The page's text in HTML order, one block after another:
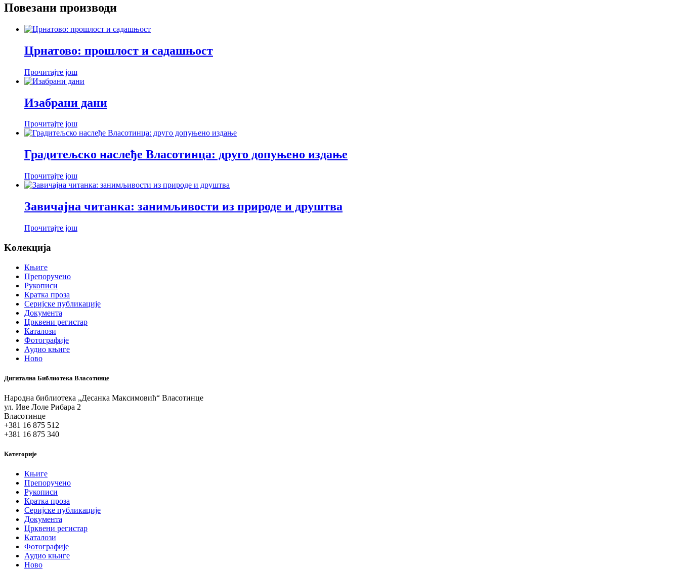
Повезани производи
Црнатово: прошлост и садашњост
Прочитајте још
Изабрани дани
Прочитајте још
Градитељско наслеђе Власотинца: друго допуњено издање
Прочитајте још
Завичајна читанка: занимљивости из природе и друштва
Прочитајте још
Koлекција
Књиге
Препоручено
Рукописи
Кратка проза
Серијске публикације
Документа
Црквени регистар
Каталози
Фотографије
Аудио књиге
Ново
Дигитална Библиотека Власотинце
Народна библиотека „Десанка Максимовић“ Власотинце
ул. Иве Лоле Рибара 2
Власотинце
+381 16 875 512
+381 16 875 340
Категорије
Књиге
Препоручено
Рукописи
Кратка проза
Серијске публикације
Документа
Црквени регистар
Каталози
Фотографије
Аудио књиге
Ново